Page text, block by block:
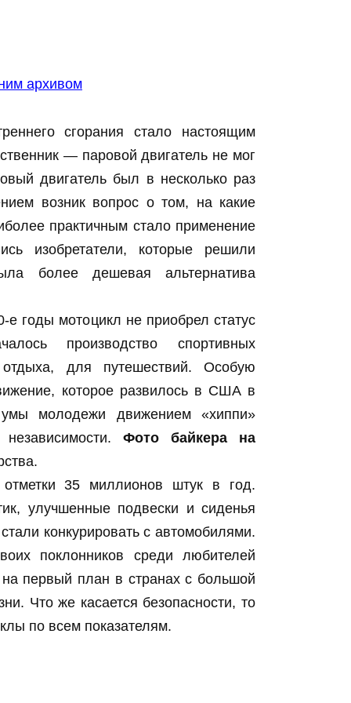
архивом
сгорания стало настоящим
— паровой двигатель не мог
двигатель был в несколько раз
возник вопрос о том, на какие
практичным стало применение
изобретатели, которые решили
более дешевая альтернатива
годы мотоцикл не приобрел статус
производство спортивных
для путешествий. Особую
которое развилось в США в
молодежи движением «хиппи»
Фото байкера на
отметки 35 миллионов штук в год.
улучшенные подвески и сиденья
конкурировать с автомобилями.
поклонников среди любителей
первый план в странах с большой
Что же касается безопасности, то
по всем показателям.